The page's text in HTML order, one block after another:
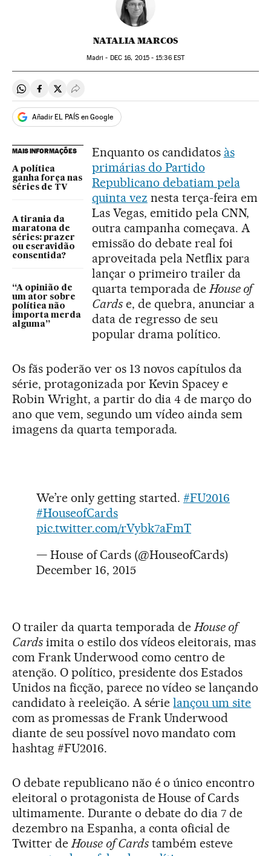
NATALIA MARCOS
Madri - DEC 16, 2015 - 15:36EST
Compartir en Whatsapp
Compartir en Facebook
Compartir en Twitter
Desplegar Redes Sociales
Añadir EL PAÍS en Google
MAIS INFORMAÇÕES
A política
ganha força nas
séries de TV
A tirania da
maratona de
séries: prazer
ou escravidão
consentida?
“A opinião de
um ator sobre
política não
importa merda
alguma”
Enquanto os candidatos às
primárias do Partido
Republicano debatiam pela
quinta vez nesta terça-feira em
Las Vegas, emitido pela CNN,
outra campanha começava. A
emissão do debate real foi
aproveitada pela Netflix para
lançar o primeiro trailer da
quarta temporada deHouse of
Cardse, de quebra, anunciar a
data de regresso de seu
popular drama político.
Os fãs poderão ver os 13 novos capítulos da
série, protagonizada por Kevin Spacey e
Robin Wright, a partir do dia 4 de março do
ano que vem, segundo um vídeo ainda sem
imagens da quarta temporada.
We’re only getting started. #FU2016
#HouseofCards
pic.twitter.com/rVybk7aFmT
— House of Cards (@HouseofCards)
December 16, 2015
O trailer da quarta temporada deHouse of
Cardsimita o estilo dos vídeos eleitorais, mas
com Frank Underwood como centro de
atenção. O político, presidente dos Estados
Unidos na ficção, parece no vídeo se lançando
candidato à reeleição. A sérielançou um site
com as promessas de Frank Underwood
diante de seu possível novo mandato com
hashtag #FU2016.
O debate republicano não é o único encontro
eleitoral o protagonista de House of Cards
ultimamente. Durante o debate do dia 7 de
dezembro na Espanha, a conta oficial de
Twitter deHouse of Cardstambém esteve